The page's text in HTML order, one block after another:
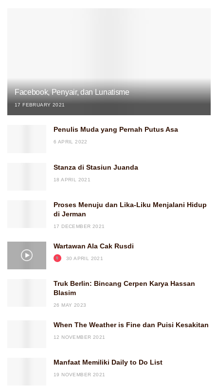
Facebook, Penyair, dan Lunatisme
17 FEBRUARY 2021
Penulis Muda yang Pernah Putus Asa
6 APRIL 2022
Stanza di Stasiun Juanda
18 APRIL 2021
Proses Menuju dan Lika-Liku Menjalani Hidup
di Jerman
17 DECEMBER 2021
Wartawan Ala Cak Rusdi
30 APRIL 2021
Truk Berlin: Bincang Cerpen Karya Hassan
Blasim
26 MAY 2023
When The Weather is Fine dan Puisi Kesakitan
12 NOVEMBER 2021
Manfaat Memiliki Daily to Do List
19 NOVEMBER 2021